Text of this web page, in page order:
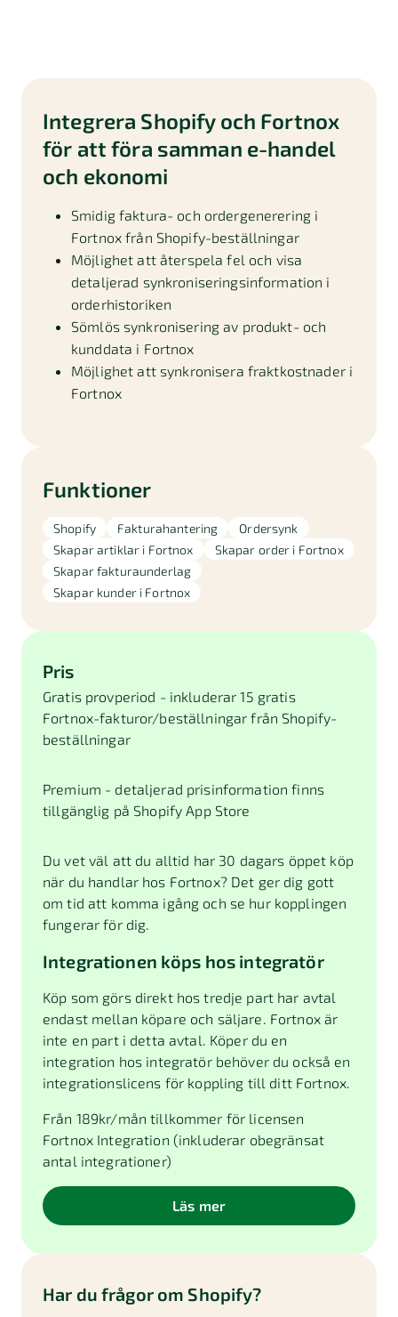
Integrera Shopify och Fortnox
för att föra samman e-handel
och ekonomi
Smidig faktura- och ordergenerering i
Fortnox från Shopify-beställningar
Möjlighet att återspela fel och visa
detaljerad synkroniseringsinformation i
orderhistoriken
Sömlös synkronisering av produkt- och
kunddata i Fortnox
Möjlighet att synkronisera fraktkostnader i
Fortnox
Funktioner
Shopify Fakturahantering
Ordersynk
Skapar artiklar i Fortnox
Skapar order i Fortnox
Skapar fakturaunderlag
Skapar kunder i Fortnox
Pris
Gratis provperiod - inkluderar 15 gratis
Fortnox-fakturor/beställningar från Shopify-
beställningar
Premium - detaljerad prisinformation finns
tillgänglig på Shopify App Store
Du vet väl att du alltid har 30 dagars öppet köp
när du handlar hos Fortnox? Det ger dig gott
om tid att komma igång och se hur kopplingen
fungerar för dig.
Integrationen köps hos integratör
Köp som görs direkt hos tredje part har avtal
endast mellan köpare och säljare. Fortnox är
inte en part i detta avtal. Köper du en
integration hos integratör behöver du också en
integrationslicens för koppling till ditt Fortnox.
Från 189kr/mån tillkommer för licensen
Fortnox Integration (inkluderar obegränsat
antal integrationer)
Läs mer
Har du frågor om Shopify?